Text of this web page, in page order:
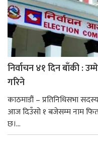
निर्वाचन ४१ दिन बाँकी :
गरिने
काठमाडौं – प्रतिनिधिसभा
आज दिउँसो १ बजेसम्म नाम
छ।...